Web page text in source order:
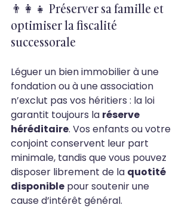
👨‍👩‍👧 Préserver sa famille et
optimiser la fiscalité
successorale
Léguer un bien immobilier à une
fondation ou à une association
n’exclut pas vos héritiers : la loi
garantit toujours la réserve
héréditaire. Vos enfants ou votre
conjoint conservent leur part
minimale, tandis que vous pouvez
disposer librement de la quotité
disponible pour soutenir une
cause d’intérêt général.